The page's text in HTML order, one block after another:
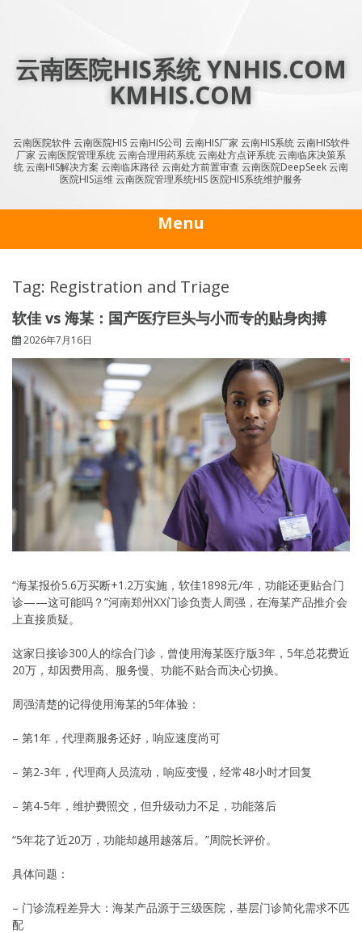
云南医院HIS系统 YNHIS.COM
KMHIS.COM
云南医院软件 云南医院HIS 云南HIS公司 云南HIS厂家 云南HIS系统 云南HIS软件
厂家 云南医院管理系统 云南合理用药系统 云南处方点评系统 云南临床决策系
统 云南HIS解决方案 云南临床路径 云南处方前置审查 云南医院DeepSeek 云南
医院HIS运维 云南医院管理系统HIS 医院HIS系统维护服务
Menu
Tag: Registration and Triage
软佳 vs 海某：国产医疗巨头与小而专的贴身肉搏
2026年7月16日
“海某报价5.6万买断+1.2万实施，软佳1898元/年，功能还更贴合门
诊——这可能吗？”河南郑州XX门诊负责人周强，在海某产品推介会
上直接质疑。
这家日接诊300人的综合门诊，曾使用海某医疗版3年，5年总花费近
20万，却因费用高、服务慢、功能不贴合而决心切换。
周强清楚的记得使用海某的5年体验：
– 第1年，代理商服务还好，响应速度尚可
– 第2-3年，代理商人员流动，响应变慢，经常48小时才回复
– 第4-5年，维护费照交，但升级动力不足，功能落后
“5年花了近20万，功能却越用越落后。”周院长评价。
具体问题：
– 门诊流程差异大：海某产品源于三级医院，基层门诊简化需求不匹
配